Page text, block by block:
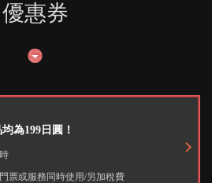
優惠券
為199日圓！
票或服務同時使用/另加稅費